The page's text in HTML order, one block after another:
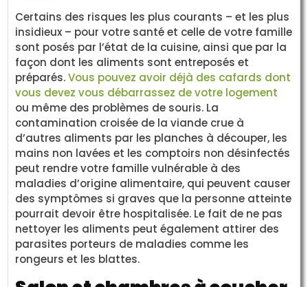
Certains des risques les plus courants – et les plus
insidieux – pour votre santé et celle de votre famille
sont posés par l’état de la cuisine, ainsi que par la
façon dont les aliments sont entreposés et
préparés.Vous pouvez avoir déjà des cafards dont
vous devez vous débarrassez de votre logement
ou même des problèmes de souris. La
contamination croisée de la viande crue à
d’autres aliments par les planches à découper, les
mains non lavées et les comptoirs non désinfectés
peut rendre votre famille vulnérable à des
maladies d’origine alimentaire, qui peuvent causer
des symptômes si graves que la personne atteinte
pourrait devoir être hospitalisée. Le fait de ne pas
nettoyer les aliments peut également attirer des
parasites porteurs de maladies comme les
rongeurs et les blattes.